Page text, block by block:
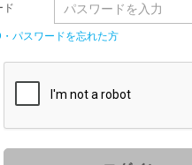
ド
パスワードを忘れた方